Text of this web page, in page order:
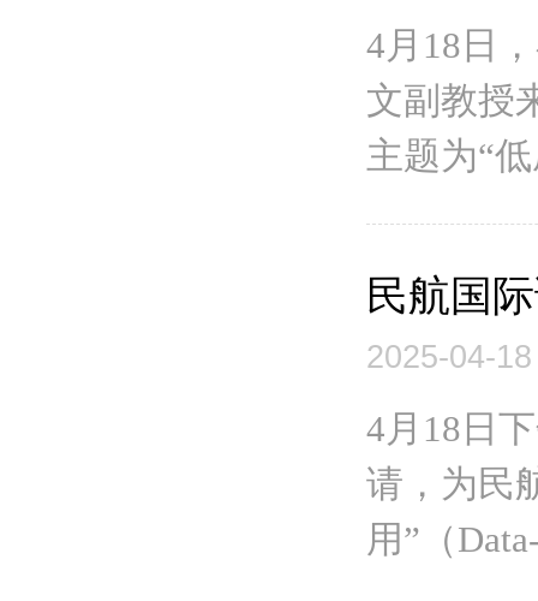
4月18日
文副教授
主题为“
民航国
2025-04-18
4月18日
请，为民
用”（